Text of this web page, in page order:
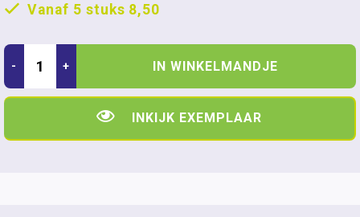
Vanaf 5 stuks 8,50
- + IN WINKELMANDJE
INKIJK EXEMPLAAR